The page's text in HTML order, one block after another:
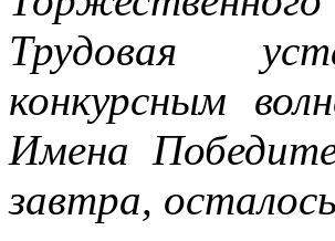
Трудовая
конкурсным
Имена
завтра,